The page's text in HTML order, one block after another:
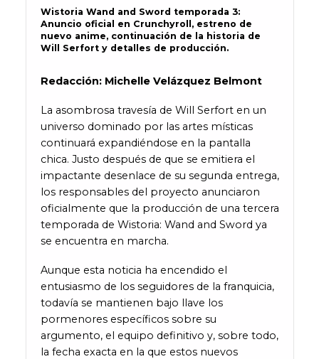
Wistoria Wand and Sword temporada 3:
Anuncio oficial en Crunchyroll, estreno de
nuevo anime, continuación de la historia de
Will Serfort y detalles de producción.
Redacción: Michelle Velázquez Belmont
La asombrosa travesía de Will Serfort en un
universo dominado por las artes místicas
continuará expandiéndose en la pantalla
chica. Justo después de que se emitiera el
impactante desenlace de su segunda entrega,
los responsables del proyecto anunciaron
oficialmente que la producción de una tercera
temporada de Wistoria: Wand and Sword ya
se encuentra en marcha.
Aunque esta noticia ha encendido el
entusiasmo de los seguidores de la franquicia,
todavía se mantienen bajo llave los
pormenores específicos sobre su
argumento, el equipo definitivo y, sobre todo,
la fecha exacta en la que estos nuevos